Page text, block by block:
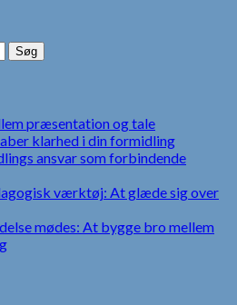
præsentation og tale
klarhed i din formidling
ansvar som forbindende
værktøj: At glæde sig over
mødes: At bygge bro mellem